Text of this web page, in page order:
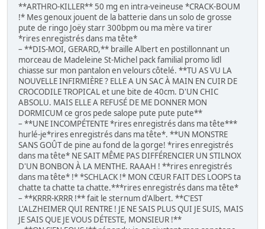
**ARTHRO-KILLER** 50 mg en intra-veineuse *CRACK-BOUM
!* Mes genoux jouent de la batterie dans un solo de grosse
pute de ringo Joëy starr 300bpm ou ma mère va tirer
*rires enregistrés dans ma tête*
– **DIS-MOI, GERARD,** braille Albert en postillonnant un
morceau de Madeleine St-Michel pack familial promo lidl
chiasse sur mon pantalon en velours côtelé. **TU AS VU LA
NOUVELLE INFIRMIÈRE ? ELLE A UN SAC À MAIN EN CUIR DE
CROCODILE TROPICAL et une bite de 40cm. D'UN CHIC
ABSOLU. MAIS ELLE A REFUSÉ DE ME DONNER MON
DORMICUM ce gros pede salope pute pute pute**
– **UNE INCOMPÉTENTE *rires enregistrés dans ma tête***
hurlé-je*rires enregistrés dans ma tête*. **UN MONSTRE
SANS GOÛT de pine au fond de la gorge! *rires enregistrés
dans ma tête* NE SAIT MÊME PAS DIFFÉRENCIER UN STILNOX
D'UN BONBON À LA MENTHE. RAAAH ! **rires enregistrés
dans ma tête* !* *SCHLACK !* MON CŒUR FAIT DES LOOPS ta
chatte ta chatte ta chatte.***rires enregistrés dans ma tête*
– **KRRR-KRRR !** fait le sternum d'Albert. **C'EST
L'ALZHEIMER QUI RENTRE ! JE NE SAIS PLUS QUI JE SUIS, MAIS
JE SAIS QUE JE VOUS DÉTESTE, MONSIEUR !**